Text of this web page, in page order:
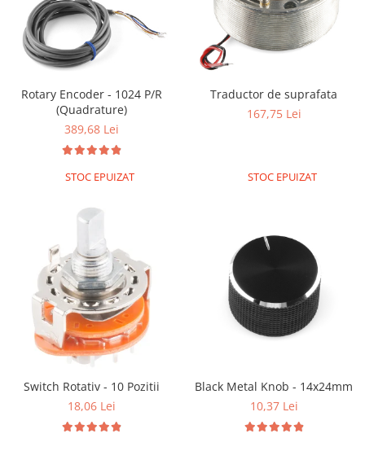
Rotary Encoder - 1024 P/R
(Quadrature)
389,68 Lei
STOC EPUIZAT
Traductor de suprafata
167,75 Lei
STOC EPUIZAT
Switch Rotativ - 10 Pozitii
18,06 Lei
Black Metal Knob - 14x24mm
10,37 Lei